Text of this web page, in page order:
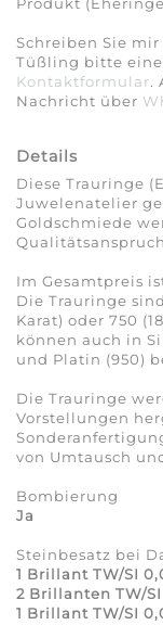
Produkt
Schreiben Sie
Tüßling bitte eine
Kontaktformular.
Nachricht über
Details
Diese Trauringe
Juwelenatelier
Goldschmiede
Im Gesamtpreis
Die Trauringe
Karat) oder 750
können auch in
und Platin (950)
Die Trauringe
Vorstellungen
von Umtausch
Bombierung
Ja
Steinbesatz bei
1 Brillant TW/SI
2 Brillanten TW/
1 Brillant TW/SI